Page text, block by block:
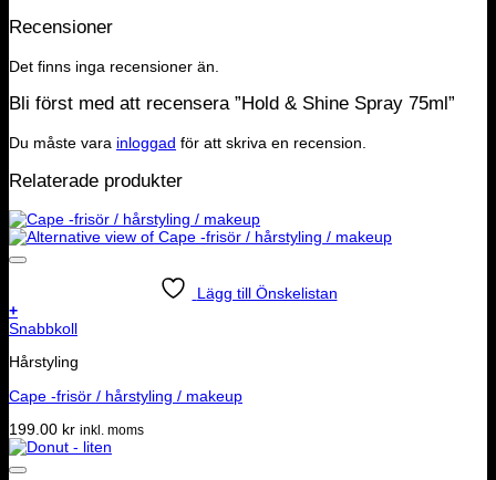
Recensioner
Det finns inga recensioner än.
Bli först med att recensera ”Hold & Shine Spray 75ml”
Du måste vara inloggad för att skriva en recension.
Relaterade produkter
Lägg till Önskelistan
+
Snabbkoll
Hårstyling
Cape -frisör / hårstyling / makeup
199.00 kr inkl. moms